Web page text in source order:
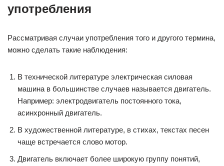
употребления
Рассматривая случаи употребления того и другого термина,
можно сделать такие наблюдения:
В технической литературе электрическая силовая
машина в большинстве случаев называется двигатель.
Например: электродвигатель постоянного тока,
асинхронный двигатель.
В художественной литературе, в стихах, текстах песен
чаще встречается слово мотор.
Двигатель включает более широкую группу понятий,